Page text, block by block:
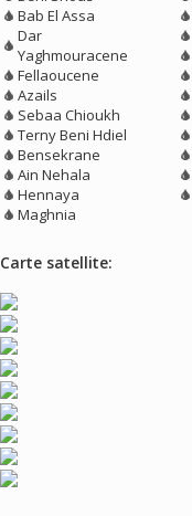
Bab El Assa
Dar
Yaghmouracene
Fellaoucene
Azails
Sebaa Chioukh
Terny Beni Hdiel
Bensekrane
Ain Nehala
Hennaya
Maghnia
Carte satellite: